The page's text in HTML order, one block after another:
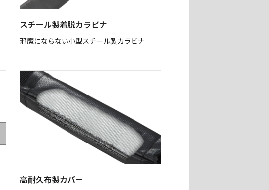
スチール製着脱カラビナ
邪魔にならない小型スチール製カラビナ
高耐久布製カバー